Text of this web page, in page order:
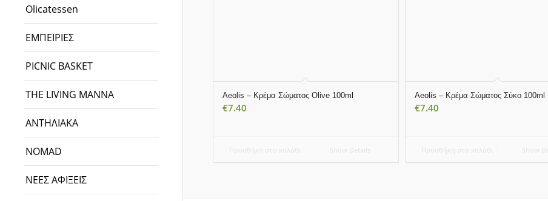
Olicatessen
ΕΜΠΕΙΡΙΕΣ
PICNIC BASKET
THE LIVING MANNA
ΑΝΤΗΛΙΑΚΑ
NOMAD
ΝΕΕΣ ΑΦΙΞΕΙΣ
Aeolis – Κρέμα Σώματος Olive 100ml
€7.40
Aeolis – Κρέμα Σώματος Σύκο 100ml
€7.40